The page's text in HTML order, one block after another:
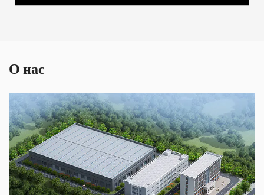
производительность.
требования, VD-B120L предлагает настраиваемые
механизмы управления, характеристики двигателя и
конструкцию рабочего колеса, чтобы адаптировать
насосную станцию ​​к своим потребностям.
Индивидуальная настройка гарантирует, что VD-B120L
сможет удовлетворить широкий спектр эксплуатационных
требований, что делает его универсальным выбором для
О нас